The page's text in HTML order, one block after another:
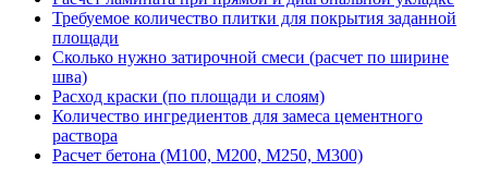
Требуемое количество плитки для покрытия заданной
площади
Сколько нужно затирочной смеси (расчет по ширине
шва)
Расход краски (по площади и слоям)
Количество ингредиентов для замеса цементного
раствора
Расчет бетона (М100, М200, М250, М300)